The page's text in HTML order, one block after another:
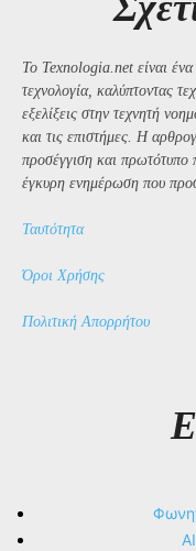
Το Texnologia.net είναι
τεχνολογία, καλύπτοντας
εξελίξεις στην τεχνητή
και τις επιστήμες. Η
προσέγγιση και πρωτότυπο
έγκυρη ενημέρωση που
Ταυτότητα
Όροι Χρήσης
Πολιτική Απορρήτου